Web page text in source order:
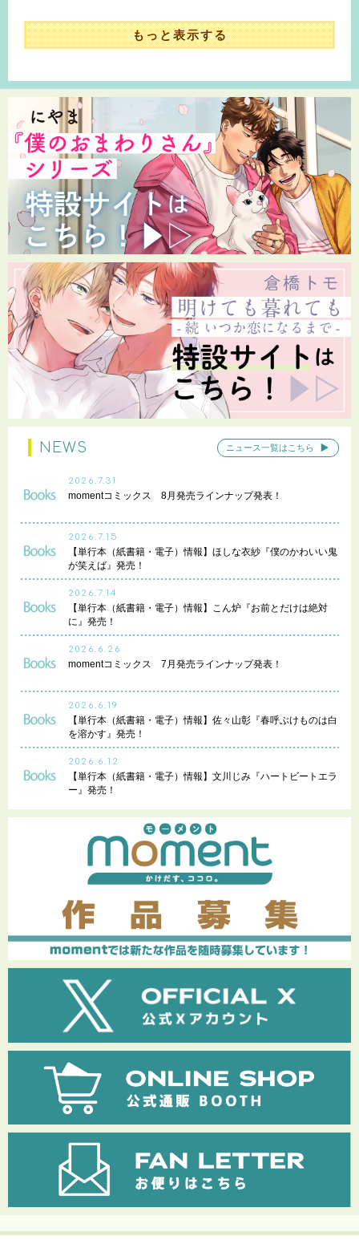
もっと表示する
NEWS ニュース一覧はこちら
2026.7.31
momentコミックス 8月発売ラインナップ発表！
2026.7.15
【単行本（紙書籍・電子）情報】ほしな衣紗『僕のかわいい鬼
が笑えば』発売！
2026.7.14
【単行本（紙書籍・電子）情報】こん炉『お前とだけは絶対
に』発売！
2026.6.26
momentコミックス 7月発売ラインナップ発表！
2026.6.19
【単行本（紙書籍・電子）情報】佐々山彰『春呼ぶけものは白
を溶かす』発売！
2026.6.12
【単行本（紙書籍・電子）情報】文川じみ『ハートビートエラ
ー』発売！